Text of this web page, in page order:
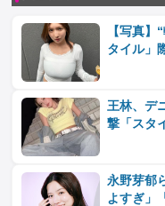
【写真
タイル」
王林、デ
撃「スタ
永野芽郁
よすぎ」